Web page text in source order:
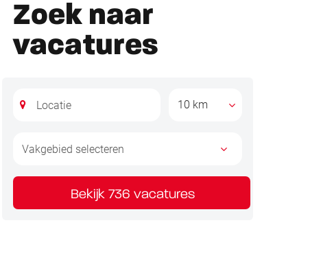
Zoek naar
vacatures
10 km
Bekijk 736 vacatures